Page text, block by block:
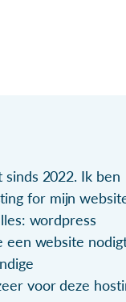
sinds 2022. Ik ben
for mijn
wordpress
een website
voor deze